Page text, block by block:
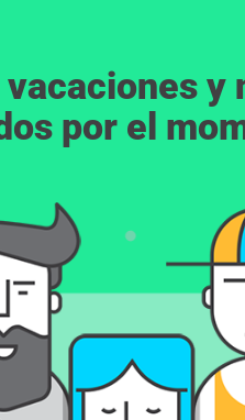
y
por el